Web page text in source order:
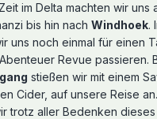
im Delta machten wir uns
bis hin nach Windhoek.
uns noch einmal für einen
Revue passieren.
stießen wir mit einem
Cider, auf unsere Reise
trotz aller Bedenken dieses